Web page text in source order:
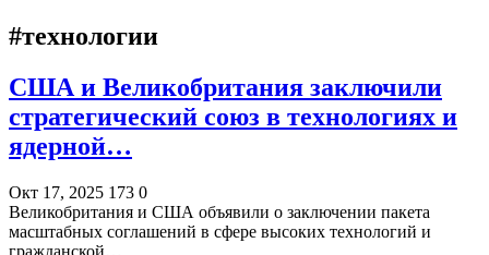
#технологии
США и Великобритания заключили
стратегический союз в технологиях и
ядерной…
Окт 17, 2025 173 0
Великобритания и США объявили о заключении пакета
масштабных соглашений в сфере высоких технологий и
гражданской…